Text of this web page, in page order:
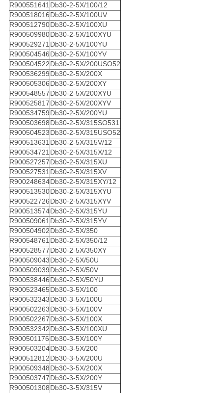
R900551641Db30-2-5X/100/12
R900518016Db30-2-5X/100UV
R900512790Db30-2-5X/100XU
R900509980Db30-2-5X/100XYU
R900529271Db30-2-5X/100YU
R900504546Db30-2-5X/100YV
R900504522Db30-2-5X/200USO52
R900536299Db30-2-5X/200X
R900505306Db30-2-5X/200XY
R900548557Db30-2-5X/200XYU
R900525817Db30-2-5X/200XYV
R900534759Db30-2-5X/200YU
R900503698Db30-2-5X/315SO531
R900504523Db30-2-5X/315USO52
R900513631Db30-2-5X/315V/12
R900534721Db30-2-5X/315X/12
R900527257Db30-2-5X/315XU
R900527531Db30-2-5X/315XV
R900248634Db30-2-5X/315XY/12
R900513530Db30-2-5X/315XYU
R900522726Db30-2-5X/315XYV
R900513574Db30-2-5X/315YU
R900509061Db30-2-5X/315YV
R900504902Db30-2-5X/350
R900548761Db30-2-5X/350/12
R900528577Db30-2-5X/350XY
R900509043Db30-2-5X/50U
R900509039Db30-2-5X/50V
R900538446Db30-2-5X/50YU
R900523465Db30-3-5X/100
R900532343Db30-3-5X/100U
R900502263Db30-3-5X/100V
R900502267Db30-3-5X/100X
R900532342Db30-3-5X/100XU
R900501176 Db30-3-5X/100Y
R900503204Db30-3-5X/200
R900512812Db30-3-5X/200U
R900509348Db30-3-5X/200X
R900503747Db30-3-5X/200Y
R900501308Db30-3-5X/315V